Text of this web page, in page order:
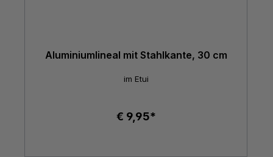
Aluminiumlineal mit Stahlkante, 30 cm
im Etui
€ 9,95*